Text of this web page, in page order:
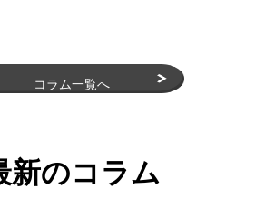
コラム一覧へ
新のコラム